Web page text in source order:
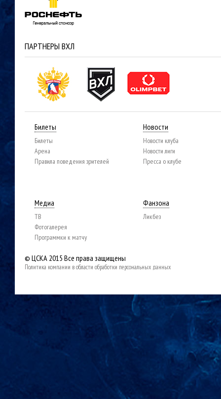
ПАРТНЕРЫ ВХЛ
Билеты
Билеты
Арена
Правила поведения зрителей
Новости
Новости клуба
Новости лиги
Пресса о клубе
Медиа
ТВ
Фотогалерея
Программки к матчу
Фанзона
Ликбез
© ЦСКА 2015 Все права защищены
Политика компании в области обработки персональных данных